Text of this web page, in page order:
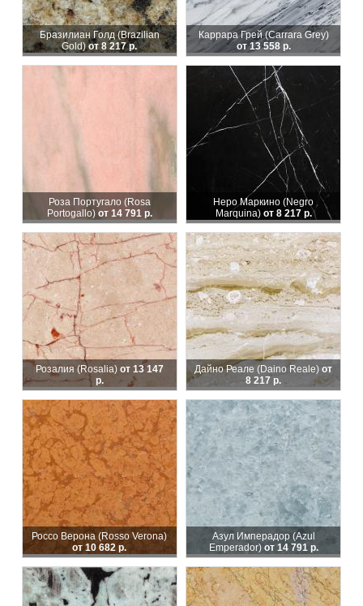
Бразилиан Голд (Brazilian
Gold)от 8 217 р.
Каррара Грей (Carrara Grey)
от 13 558 р.
Роза Португало (Rosa
Portogallo) от 14 791 р.
Неро Маркино (Negro
Marquina) от 8 217 р.
Розалия (Rosalia) от 13 147
р.
Дайно Реале (Daino Reale) от
8 217 р.
Россо Верона (Rosso Verona)
от 10 682 р.
Азул Имперадор (Azul
Emperador) от 14 791 р.